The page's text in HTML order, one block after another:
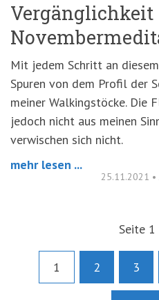
Vergänglichkeit
Mit jedem Schritt an
Spuren von dem Profil der
meiner Walkingstöcke. Die
jedoch nicht aus meinen
verwischen sich nicht.
mehr lesen ...
25.11.2021 •
Seite
1 2 3